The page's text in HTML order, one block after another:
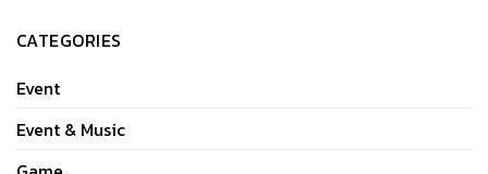
CATEGORIES
Event
Event & Music